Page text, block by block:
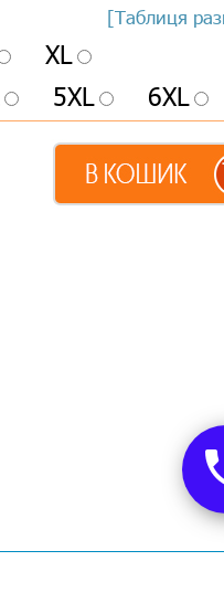
[Таблиця
XL
5XL 6XL